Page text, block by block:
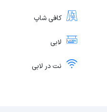
کافی شاپ
لابی
نت در لابی